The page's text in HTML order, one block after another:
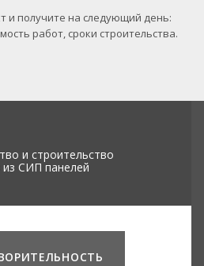
и получите на следующий день:
работ, сроки строительства.
и строительство
СИП панелей